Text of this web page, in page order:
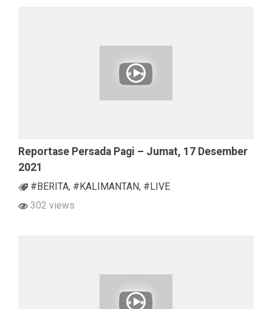
Reportase Persada Pagi – Jumat, 17 Desember
2021
#BERITA, #KALIMANTAN, #LIVE
302 views